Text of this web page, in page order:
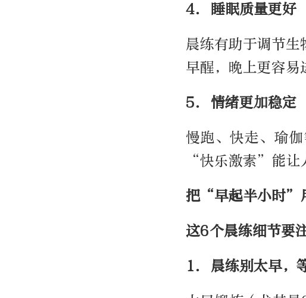
4. 睡眠质量更好
晨练有助于调节
早醒，晚上更容易
5. 情绪更加稳定
慢跑、快走、瑜
“快乐激素”能让
把“早起半小时”
这6个晨练细节要
1. 晨练别太早，